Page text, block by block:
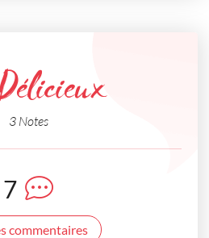
3 Notes
7
commentaires